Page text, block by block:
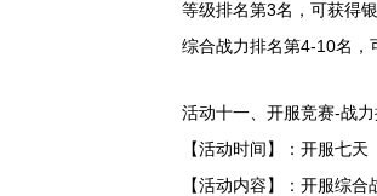
等级排名第3名，可获得
综合战力排名第4-10名，
活动十一、开服竞赛-战
【活动时间】：开服七天
【活动内容】：开服综